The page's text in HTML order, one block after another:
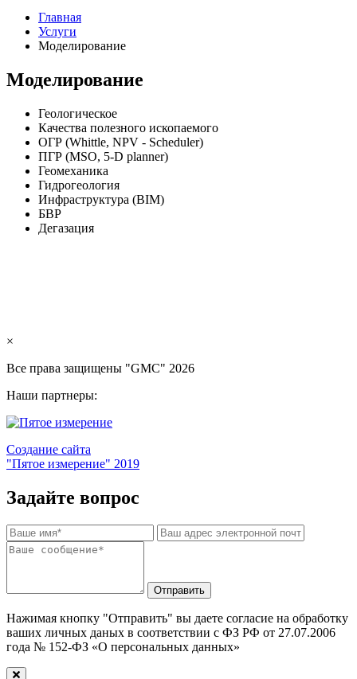
Главная
Услуги
Моделирование
Моделирование
Геологическое
Качества полезного ископаемого
ОГР (Whittle, NPV - Scheduler)
ПГР (MSO, 5-D planner)
Геомеханика
Гидрогеология
Инфраструктура (BIM)
БВР
Дегазация
×
Все права защищены "GMC" 2026
Наши партнеры:
Создание сайта
"Пятое измерение" 2019
Задайте вопрос
Отправить
Нажимая кнопку "Отправить" вы даете согласие на обработку
ваших личных даных в соответствии с ФЗ РФ от 27.07.2006
года № 152-ФЗ «О персональных данных»